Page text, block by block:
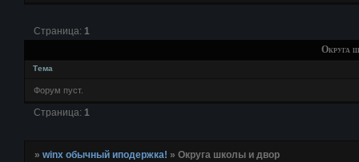
Округа
Страница: 1
Тема
Форум пуст.
Страница: 1
»winx обычный иподержка! »Округа школы и двор